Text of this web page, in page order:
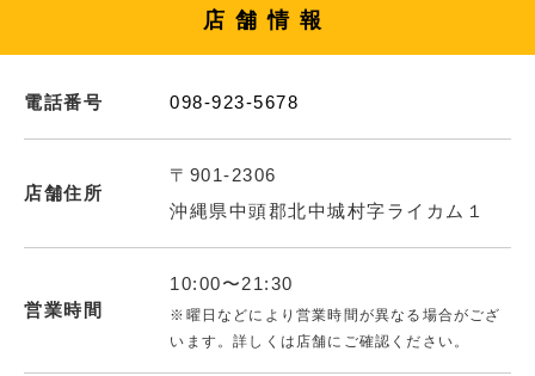
店舗情報
電話番号 098-923-5678
店舗住所
〒901-2306
沖縄県中頭郡北中城村字ライカム１
営業時間
10:00〜21:30
※曜日などにより営業時間が異なる場合がござ
います。詳しくは店舗にご確認ください。